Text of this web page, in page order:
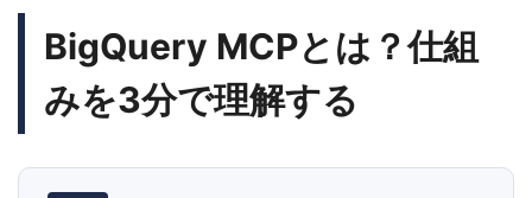
BigQuery MCPとは？仕組
みを3分で理解する